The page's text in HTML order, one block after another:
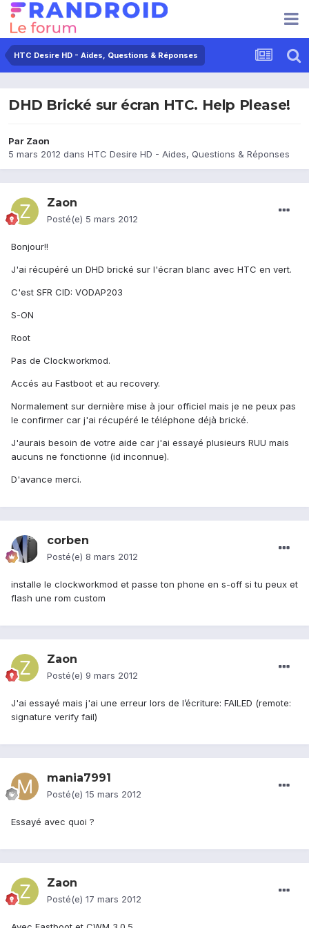
HTC Desire HD - Aides, Questions & Réponses
DHD Brické sur écran HTC. Help Please!
Par Zaon
5 mars 2012 dans HTC Desire HD - Aides, Questions & Réponses
Zaon
Posté(e) 5 mars 2012
Bonjour!!
J'ai récupéré un DHD brické sur l'écran blanc avec HTC en vert.
C'est SFR CID: VODAP203
S-ON
Root
Pas de Clockworkmod.
Accés au Fastboot et au recovery.
Normalement sur dernière mise à jour officiel mais je ne peux pas
le confirmer car j'ai récupéré le téléphone déjà brické.
J'aurais besoin de votre aide car j'ai essayé plusieurs RUU mais
aucuns ne fonctionne (id inconnue).
D'avance merci.
corben
Posté(e) 8 mars 2012
installe le clockworkmod et passe ton phone en s-off si tu peux et
flash une rom custom
Zaon
Posté(e) 9 mars 2012
J'ai essayé mais j'ai une erreur lors de l’écriture: FAILED (remote:
signature verify fail)
mania7991
Posté(e) 15 mars 2012
Essayé avec quoi ?
Zaon
Posté(e) 17 mars 2012